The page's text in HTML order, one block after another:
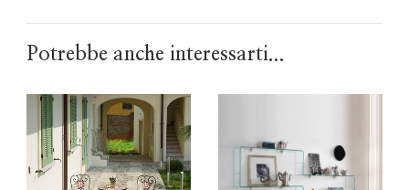
Potrebbe anche interessarti...